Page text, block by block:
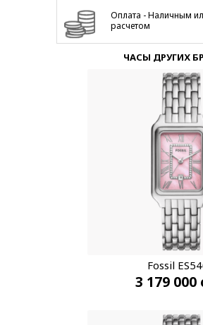
Оплата - Наличным
расчетом
ЧАСЫ ДРУГИХ
Fossil
3 179 000